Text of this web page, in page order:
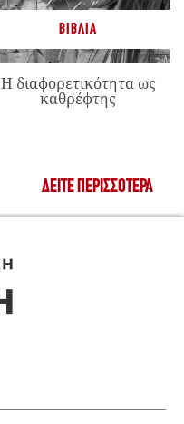
ΒΙΒΛΊΑ
Η διαφορετικότητα ως
καθρέφτης
ΔΕΊΤΕ ΠΕΡΙΣΣΌΤΕΡΑ